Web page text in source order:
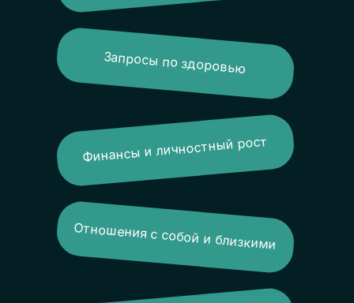
Запросы по здоровью
Финансы и личностный рост
Отношения с собой и близкими